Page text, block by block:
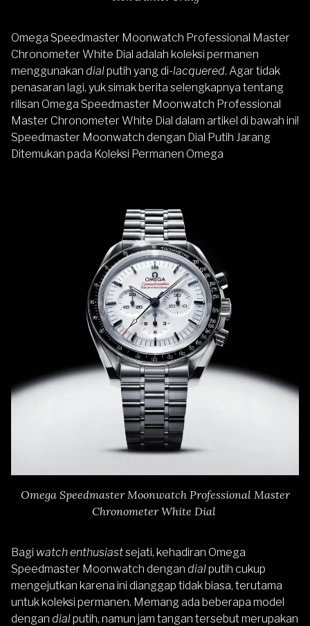
Omega Speedmaster Moonwatch Professional Master
Chronometer White Dial adalah koleksi permanen
menggunakan dialputih yang di-lacquered. Agar tidak
penasaran lagi, yuk simak berita selengkapnya tentang
rilisan Omega Speedmaster Moonwatch Professional
Master Chronometer White Dial dalam artikel di bawah ini!
Speedmaster Moonwatch dengan Dial Putih Jarang
Ditemukan pada Koleksi Permanen Omega
Omega Speedmaster Moonwatch Professional Master
Chronometer White Dial
Bagi watch enthusiastsejati, kehadiran Omega
Speedmaster Moonwatch dengan dialputih cukup
mengejutkan karena ini dianggap tidak biasa, terutama
untuk koleksi permanen. Memang ada beberapa model
dengan dialputih, namun jam tangan tersebut merupakan